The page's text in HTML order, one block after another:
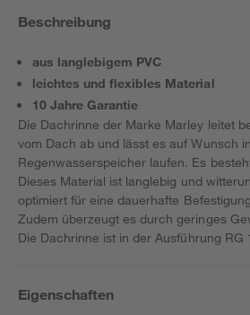
Beschreibung
aus langlebigem PVC
leichtes und flexibles Material
10 Jahre Garantie
Die Dachrinne der Marke Marley leitet
vom Dach ab und lässt es auf Wunsch
Regenwasserspeicher laufen. Es
Dieses Material ist langlebig und
optimiert für eine dauerhafte
Zudem überzeugt es durch geringes
Die Dachrinne ist in der Ausführung RG
Eigenschaften